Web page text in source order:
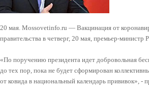
20 мая. Mossovetinfo.ru — Вакцинация от
правительства в четверг, 20 мая, премьер-
«По поручению президента идет добровольная
до тех пор, пока не будет сформирован
от ковида в национальный календарь прививок»,